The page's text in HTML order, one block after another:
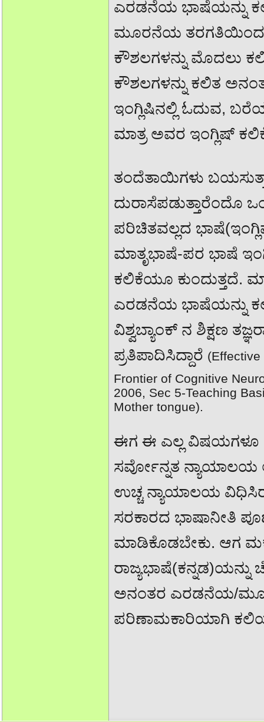
ಎರಡನೆಯ ಭಾಷೆಯನ್ನು
ಮೂರನೆಯ ತರಗತಿಯಿಂದ
ಕೌಶಲಗಳನ್ನು ಮೊದಲು
ಕೌಶಲಗಳನ್ನು ಕಲಿತ
ಇಂಗ್ಲಿಷಿನಲ್ಲಿ ಓದುವ,
ಮಾತ್ರ ಅವರ ಇಂಗ್ಲಿಷ್
ತಂದೆತಾಯಿಗಳು
ಪರಿಚಿತವಲ್ಲದ
ಮಾತೃಭಾಷೆ-ಪರ ಭಾಷೆ
ಕಲಿಕೆಯೂ ಕುಂದುತ್ತದೆ.
ಎರಡನೆಯ ಭಾಷೆಯನ್ನು
ವಿಶ್ವಬ್ಯಾಂಕ್ ನ ಶಿಕ್ಷಣ
ಪ್ರತಿಪಾದಿಸಿದ್ದಾರೆ
Frontier of Cognitive
2006, Sec 5-Teaching
Mother tongue).
ಈಗ ಈ ಎಲ್ಲ ವಿಷಯಗಳೂ
ಸರ್ವೋನ್ನತ ನ್ಯಾಯಾಲಯ
ಉಚ್ಚ ನ್ಯಾಯಾಲಯ
ಸರಕಾರದ ಭಾಷಾನೀತಿ
ಮಾಡಿಕೊಡಬೇಕು. ಆಗ
ರಾಜ್ಯಭಾಷೆ(ಕನ್ನಡ)ಯನ್ನು
ಅನಂತರ ಎರಡನೆಯ/
ಪರಿಣಾಮಕಾರಿಯಾಗಿ